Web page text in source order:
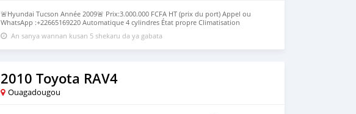
🚨Hyundai Tucson Année 2009🚨 Prix:3.000.000 FCFA HT (prix du port) Appel ou
WhatsApp :+22665169220 Automatique 4 cylindres État propre Climatisation
d'origine
An sanya wannan kusan 5 shekaru da ya gabata
2010 Toyota RAV4
Ouagadougou